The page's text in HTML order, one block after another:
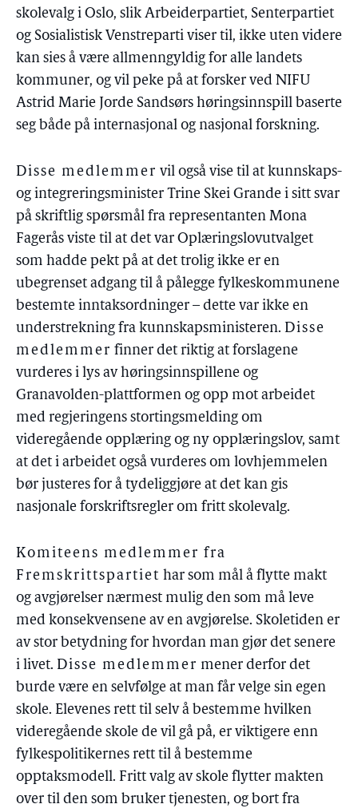
skolevalg i Oslo, slik Arbeiderpartiet, Senterpartiet
og Sosialistisk Venstreparti viser til, ikke uten videre
kan sies å være allmenngyldig for alle landets
kommuner, og vil peke på at forsker ved NIFU
Astrid Marie Jorde Sandsørs høringsinnspill baserte
seg både på internasjonal og nasjonal forskning.
Disse medlemmer vil også vise til at kunnskaps-
og integreringsminister Trine Skei Grande i sitt svar
på skriftlig spørsmål fra representanten Mona
Fagerås viste til at det var Oplæringslovutvalget
som hadde pekt på at det trolig ikke er en
ubegrenset adgang til å pålegge fylkeskommunene
bestemte inntaksordninger – dette var ikke en
understrekning fra kunnskapsministeren. Disse
medlemmer finner det riktig at forslagene
vurderes i lys av høringsinnspillene og
Granavolden-plattformen og opp mot arbeidet
med regjeringens stortingsmelding om
videregående opplæring og ny opplæringslov, samt
at det i arbeidet også vurderes om lovhjemmelen
bør justeres for å tydeliggjøre at det kan gis
nasjonale forskriftsregler om fritt skolevalg.
Komiteens medlemmer fra
Fremskrittspartiet har som mål å flytte makt
og avgjørelser nærmest mulig den som må leve
med konsekvensene av en avgjørelse. Skoletiden er
av stor betydning for hvordan man gjør det senere
i livet. Disse medlemmer mener derfor det
burde være en selvfølge at man får velge sin egen
skole. Elevenes rett til selv å bestemme hvilken
videregående skole de vil gå på, er viktigere enn
fylkespolitikernes rett til å bestemme
opptaksmodell. Fritt valg av skole flytter makten
over til den som bruker tjenesten, og bort fra